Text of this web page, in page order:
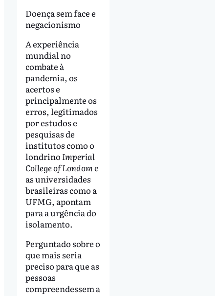
Doença sem face e
negacionismo
A experiência
mundial no
combate à
pandemia, os
acertos e
principalmente os
erros, legitimados
por estudos e
pesquisas de
institutos como o
londrino Imperial
College of Londome
as universidades
brasileiras como a
UFMG, apontam
para a urgência do
isolamento.
Perguntado sobre o
que mais seria
preciso para que as
pessoas
compreendessem a